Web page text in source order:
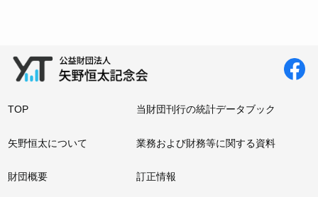
TOP
矢野恒太について
財団概要
当財団刊行の統計データブック
業務および財務等に関する資料
訂正情報